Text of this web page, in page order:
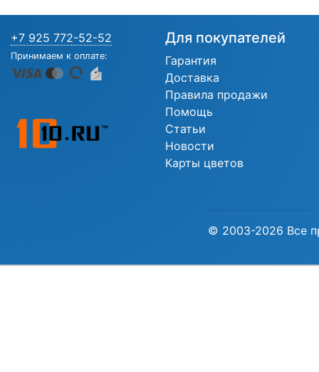
+7 925 772-52-52
Принимаем к оплате:
Для покупателей
Гарантия
Доставка
Правила продажи
Помощь
Статьи
Новости
Карты цветов
© 2003-2026 Все